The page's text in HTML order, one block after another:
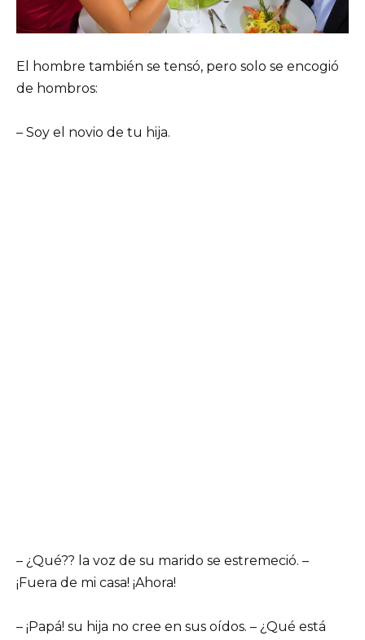
El hombre también se tensó, pero solo se encogió
de hombros:
– Soy el novio de tu hija.
– ¿Qué?? la voz de su marido se estremeció. –
¡Fuera de mi casa! ¡Ahora!
– ¡Papá! su hija no cree en sus oídos. – ¿Qué está